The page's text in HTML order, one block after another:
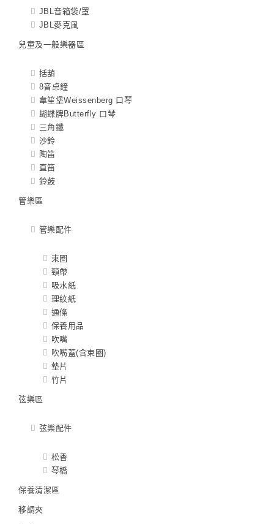
JBL音箱袋/罩
JBL麥克風
兒童及一般樂器區
括葫
8音桌鐘
韋笙堡Weissenberg 口琴
蝴蝶牌Butterfly 口琴
三角鐵
沙鈴
陶笛
直笛
鈴鼓
管樂區
管樂配件
束圈
頸帶
吸水紙
理紋紙
通條
保養用品
吹嘴
吹嘴蓋(含束圈)
墊片
竹片
弦樂區
弦樂配件
松香
琴橋
保養清潔區
移調夾